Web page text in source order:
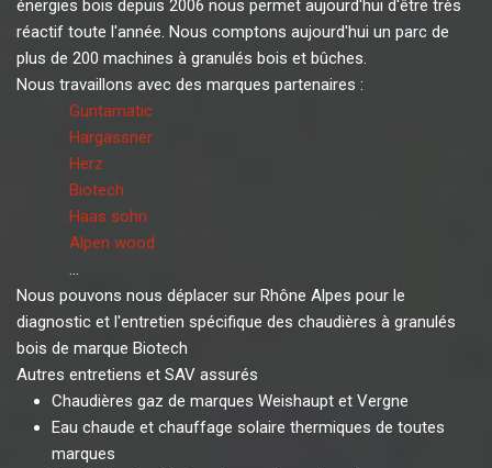
énergies bois depuis 2006 nous permet aujourd'hui d'être très
réactif toute l'année. Nous comptons aujourd'hui un parc de
plus de 200 machines à granulés bois et bûches.
Nous travaillons avec des marques partenaires :
Guntamatic
Hargassner
Herz
Biotech
Haas sohn
Alpen wood
...
Nous pouvons nous déplacer sur Rhône Alpes pour le
diagnostic et l'entretien spécifique des chaudières à granulés
bois de marque Biotech
Autres entretiens et SAV assurés
Chaudières gaz de marques Weishaupt et Vergne
Eau chaude et chauffage solaire thermiques de toutes
marques